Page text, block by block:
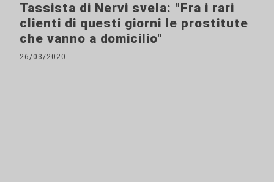
Tassista di Nervi svela: "Fra i rari
clienti di questi giorni le prostitute
che vanno a domicilio"
26/03/2020